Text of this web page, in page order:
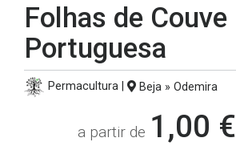
Folhas de Couve
Portuguesa
Permacultura | Beja » Odemira
a partir de 1,00 €